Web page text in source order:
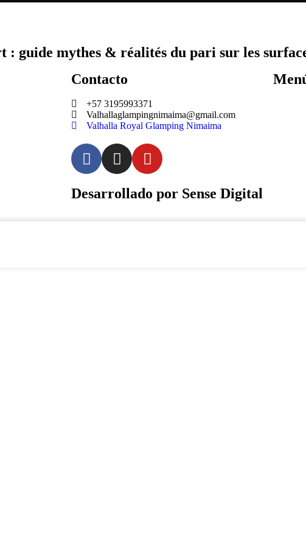
: guide mythes & réalités du pari sur les
Contacto
+57 3195993371
Valhallaglampingnimaima@gmail.com
Valhalla Royal Glamping Nimaima
Desarrollado por Sense Digital